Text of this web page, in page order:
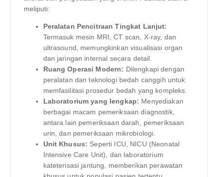
meliputi:
Peralatan Pencitraan Tingkat Lanjut:
Termasuk mesin MRI, CT scan, X-ray, dan
ultrasound, memungkinkan visualisasi organ
dan jaringan internal secara detail.
Ruang Operasi Modern: Dilengkapi dengan
peralatan dan teknologi bedah canggih untuk
memfasilitasi prosedur bedah yang kompleks.
Laboratorium yang lengkap: Menyediakan
berbagai macam pemeriksaan diagnostik,
antara lain pemeriksaan darah, pemeriksaan
urin, dan pemeriksaan mikrobiologi.
Unit Khusus: Seperti ICU, NICU (Neonatal
Intensive Care Unit), dan laboratorium
kateterisasi jantung, memberikan perawatan